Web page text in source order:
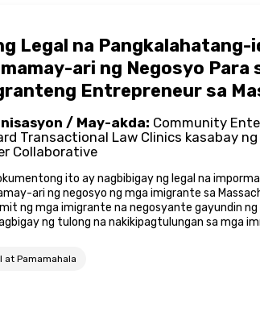
Legal na Pangkalahatang-
ari ng Negosyo Para
Entrepreneur sa
/ May-akda: Community
Transactional Law Clinics kasabay
Collaborative
ito ay nagbibigay ng legal na
ari ng negosyo ng mga imigrante sa
ng mga imigrante na negosyante gayundin
ng tulong na nakikipagtulungan sa mga
at Pamamahala